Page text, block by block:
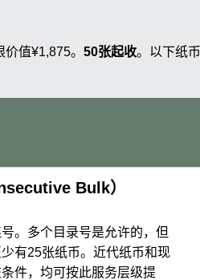
值¥1,875。 50张起收。以下纸币
Bulk）
。多个目录号是允许的，但
有25张纸币。近代纸币和现
件，均可按此服务层级提